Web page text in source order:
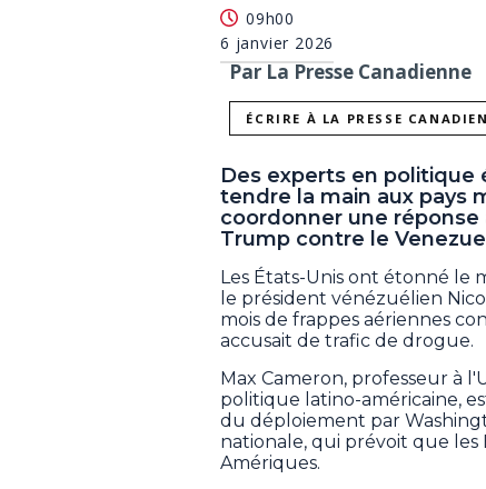
09h00
6 janvier 2026
Par La Presse Canadienne
ÉCRIRE À LA PRESSE
Des experts en
tendre la main aux pays
coordonner une
Trump contre le
Les États-Unis ont étonné le
le président vénézuélien
mois de frappes aériennes
accusait de trafic de drogue.
Max Cameron, professeur à
politique latino-américaine,
du déploiement par
nationale, qui prévoit que
Amériques.